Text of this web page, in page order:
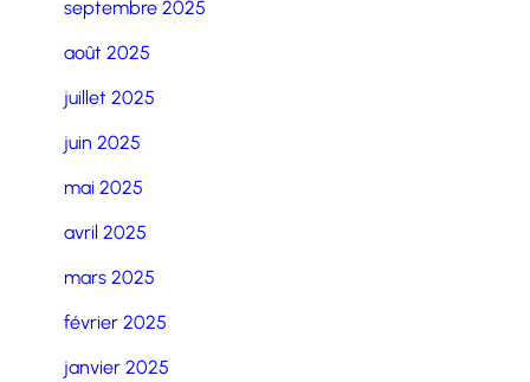
septembre 2025
août 2025
juillet 2025
juin 2025
mai 2025
avril 2025
mars 2025
février 2025
janvier 2025